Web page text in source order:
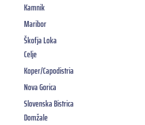
Kamnik
Maribor
Škofja Loka
Celje
Koper/Capodistria
Nova Gorica
Slovenska Bistrica
Domžale